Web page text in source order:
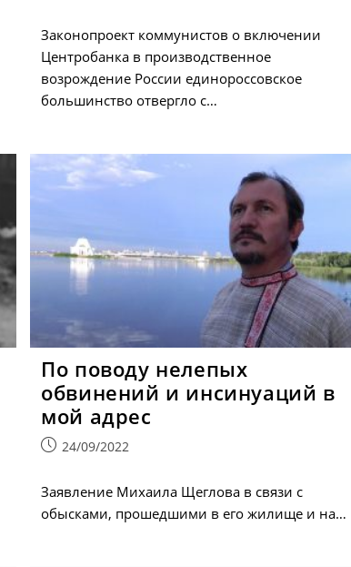
Законопроект коммунистов о включении
Центробанка в производственное
возрождение России единороссовское
большинство отвергло с…
По поводу нелепых
обвинений и инсинуаций в
мой адрес
Запись24/09/2022
Заявление Михаила Щеглова в связи с
обысками, прошедшими в его жилище и на…